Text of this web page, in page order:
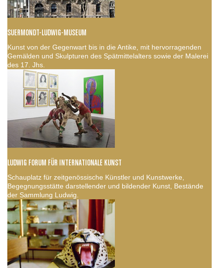
SUERMONDT-LUDWIG-MUSEUM
Kunst von der Gegenwart bis in die Antike, mit hervorragenden
Gemälden und Skulpturen des Spätmittelalters sowie der Malerei
des 17. Jhs.
LUDWIG FORUM FÜR INTERNATIONALE KUNST
Schauplatz für zeitgenössische Künstler und Kunstwerke,
Begegnungsstätte darstellender und bildender Kunst, Bestände
der Sammlung Ludwig.